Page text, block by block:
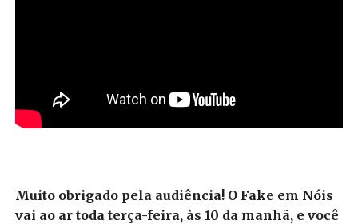
Muito obrigado pela audiência! O Fake em Nóis
vai ao ar toda terça-feira, às 10 da manhã, e você